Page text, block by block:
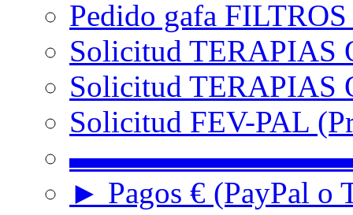
Pedido gafa
Solicitud TERAPIAS
Solicitud TERAPIAS
Solicitud FEV-PAL
► Pagos € (PayPal o